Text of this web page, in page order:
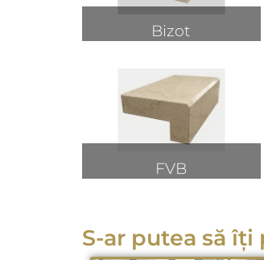
Bizot
FVB
S-ar putea să îți